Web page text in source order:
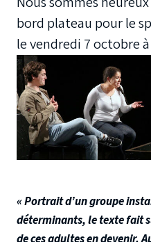
bord plateau pour le
le vendredi 7 octobre
« Portrait d’un groupe
déterminants, le texte fait